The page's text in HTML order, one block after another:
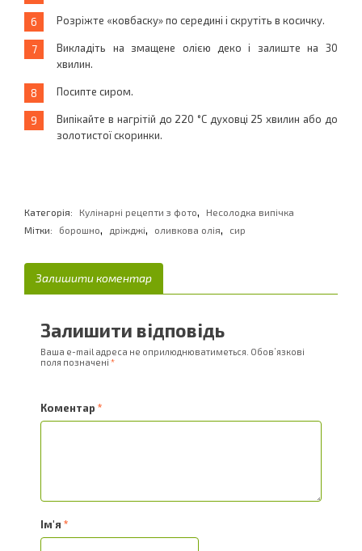
Розріжте «ковбаску» по середині і скрутіть в косичку.
Викладіть на змащене олією деко і залиште на 30
хвилин.
Посипте сиром.
Випікайте в нагрітій до 220 °C духовці 25 хвилин або до
золотистої скоринки.
Категорія: Кулінарні рецепти з фото,
Несолодка випічка
Мітки:
борошно, дріжджі, оливкова олія, сир
Залишити коментар
Залишити відповідь
Ваша e-mail адреса не оприлюднюватиметься. Обов’язкові
поля позначені *
Коментар *
Ім'я *